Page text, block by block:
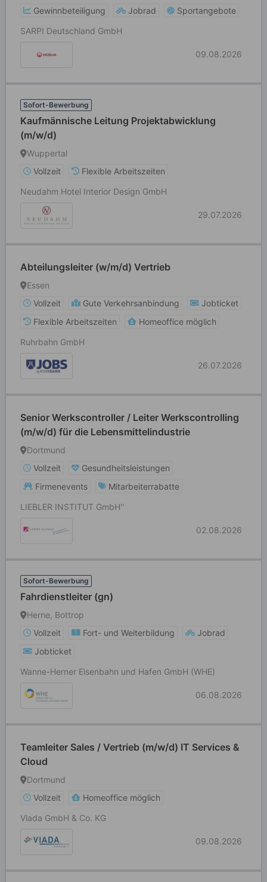
Gewinnbeteiligung Jobrad
Sportangebote
SARPI Deutschland GmbH
09.08.2026
Sofort-Bewerbung
Kaufmännische Leitung Projektabwicklung
(m/w/d)
Wuppertal
Vollzeit
Flexible Arbeitszeiten
Neudahm Hotel Interior Design GmbH
29.07.2026
Abteilungsleiter (w/m/d) Vertrieb
Essen
Vollzeit
Gute Verkehrsanbindung
Jobticket
Flexible Arbeitszeiten
Homeoffice möglich
Ruhrbahn GmbH
26.07.2026
Senior Werkscontroller / Leiter Werkscontrolling
(m/w/d) für die Lebensmittelindustrie
Dortmund
Vollzeit
Gesundheitsleistungen
Firmenevents
Mitarbeiterrabatte
LIEBLER INSTITUT GmbH''
02.08.2026
Sofort-Bewerbung
Fahrdienstleiter (gn)
Herne, Bottrop
Vollzeit
Fort- und Weiterbildung
Jobrad
Jobticket
Wanne-Herner Eisenbahn und Hafen GmbH (WHE)
06.08.2026
Teamleiter Sales / Vertrieb (m/w/d) IT Services &
Cloud
Dortmund
Vollzeit
Homeoffice möglich
Viada GmbH & Co. KG
09.08.2026